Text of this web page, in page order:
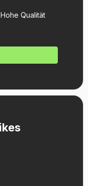
Hohe Qualität